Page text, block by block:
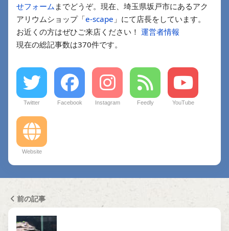
せフォーム までどうぞ。現在、埼玉県坂戸市にあるアク
アリウムショップ「e-scape 」にて店長をしています。
お近くの方はぜひご来店ください！ 運営者情報
現在の総記事数は370件です。
Twitter Facebook Instagram Feedly YouTube
Website
前の記事